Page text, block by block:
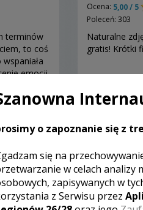
terminów
to coś
emocji
Ocena: 5,00 / 5
Poleceń: 303
Naturalne
gratis! Krótki
o zapoznanie się z
się na
w celach analizy
zapisywanych w
z Serwisu przez